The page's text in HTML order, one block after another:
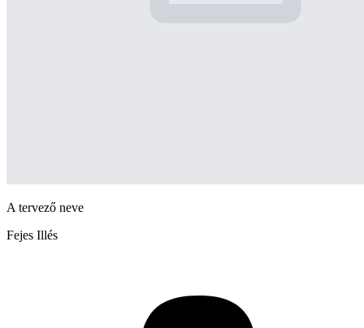
A tervező neve
Fejes Illés